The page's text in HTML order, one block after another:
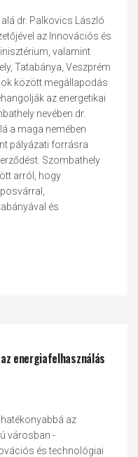
dr. Palkovics László
az Innovációs és
valamint
Tatabánya, Veszprém
között megállapodás
az energetikai
nevében dr.
a maga nemében
pályázati forrásra
Szombathely
arról, hogy
és
energiafelhasználás
az
városban -
és technológiai